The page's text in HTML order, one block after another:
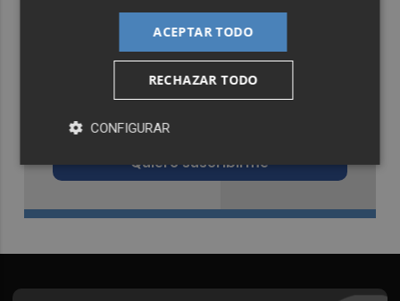
Recibe toda la actualidad de
Castellón Plaza en tu correo
Quiero suscribirme
ACEPTAR TODO
RECHAZAR TODO
CONFIGURAR